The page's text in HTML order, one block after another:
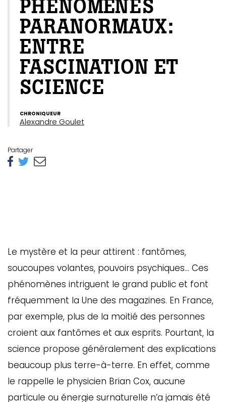
PHÉNOMÈNES
PARANORMAUX:
ENTRE
FASCINATION ET
SCIENCE
CHRONIQUEUR
Alexandre Goulet
Partager
Le mystère et la peur attirent : fantômes,
soucoupes volantes, pouvoirs psychiques… Ces
phénomènes intriguent le grand public et font
fréquemment la Une des magazines. En France,
par exemple, plus de la moitié des personnes
croient aux fantômes et aux esprits. Pourtant, la
science propose généralement des explications
beaucoup plus terre-à-terre. En effet, comme
le rappelle le physicien Brian Cox, aucune
particule ou énergie surnaturelle n’a jamais été